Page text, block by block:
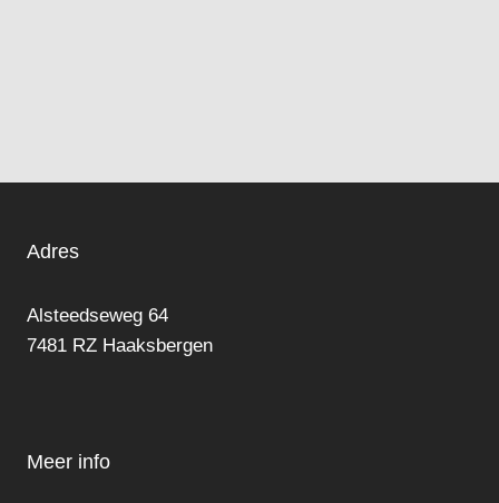
Adres
Alsteedseweg 64
7481 RZ Haaksbergen
Meer info